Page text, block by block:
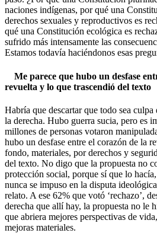
naciones indígenas, por qué una
derechos sexuales y reproductivos es
qué una Constitución ecológica es
sufrido más intensamente las
Estamos todavía haciéndonos esas
Me parece que hubo un desfase
revuelta y lo que trascendió del texto
Habría que descartar que todo sea
la derecha. Hubo guerra sucia, pero es
millones de personas votaron
hubo un desfase entre el corazón de la
fondo, materiales, por derechos y
del texto. No digo que la propuesta no
protección social, porque sí que lo
nunca se impuso en la disputa
relato. A ese 62% que votó ‘rechazo’,
derecha que allí hay, la propuesta no le
que abriera mejores perspectivas de
mejoras materiales.